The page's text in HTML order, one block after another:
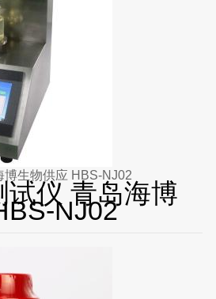
明胶冻力测试仪 青岛海博生物供应 HBS-NJ02
试仪 青岛海博
NJ02